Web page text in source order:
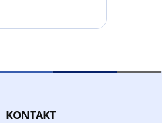
KONTAKT